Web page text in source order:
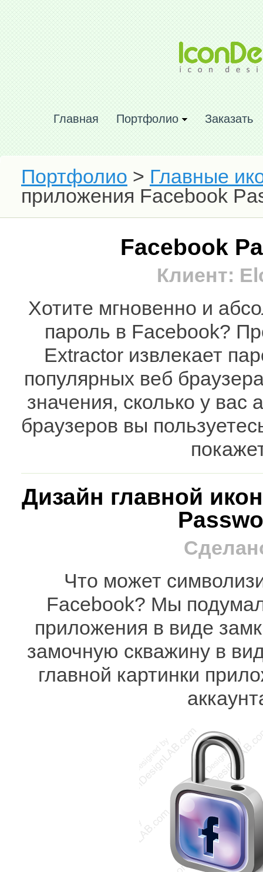
Главная Портфолио Заказать
Портфолио > Главные
приложения Facebook
Facebook
Клиент:
Хотите мгновенно и
пароль в Facebook?
Extractor извлекает
популярных веб
значения, сколько у вас
браузеров вы
Дизайн главной
Что может
Facebook? Мы
приложения в виде
замочную скважину в
главной картинки